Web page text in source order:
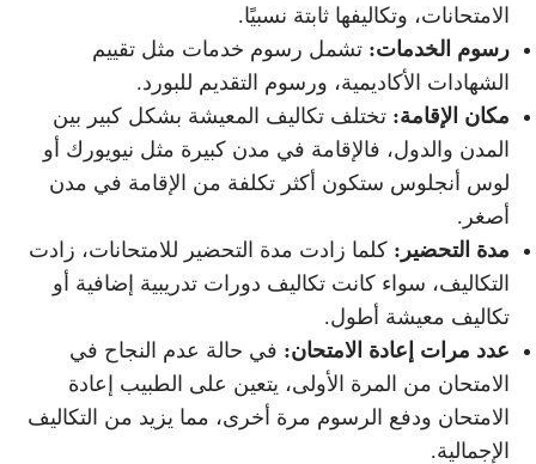
الامتحانات، وتكاليفها ثابتة نسبيًا.
رسوم الخدمات: تشمل رسوم خدمات مثل تقييم
الشهادات الأكاديمية، ورسوم التقديم للبورد.
مكان الإقامة: تختلف تكاليف المعيشة بشكل كبير بين
المدن والدول، فالإقامة في مدن كبيرة مثل نيويورك أو
لوس أنجلوس ستكون أكثر تكلفة من الإقامة في مدن
أصغر.
مدة التحضير: كلما زادت مدة التحضير للامتحانات، زادت
التكاليف، سواء كانت تكاليف دورات تدريبية إضافية أو
تكاليف معيشة أطول.
عدد مرات إعادة الامتحان: في حالة عدم النجاح في
الامتحان من المرة الأولى، يتعين على الطبيب إعادة
الامتحان ودفع الرسوم مرة أخرى، مما يزيد من التكاليف
الإجمالية.